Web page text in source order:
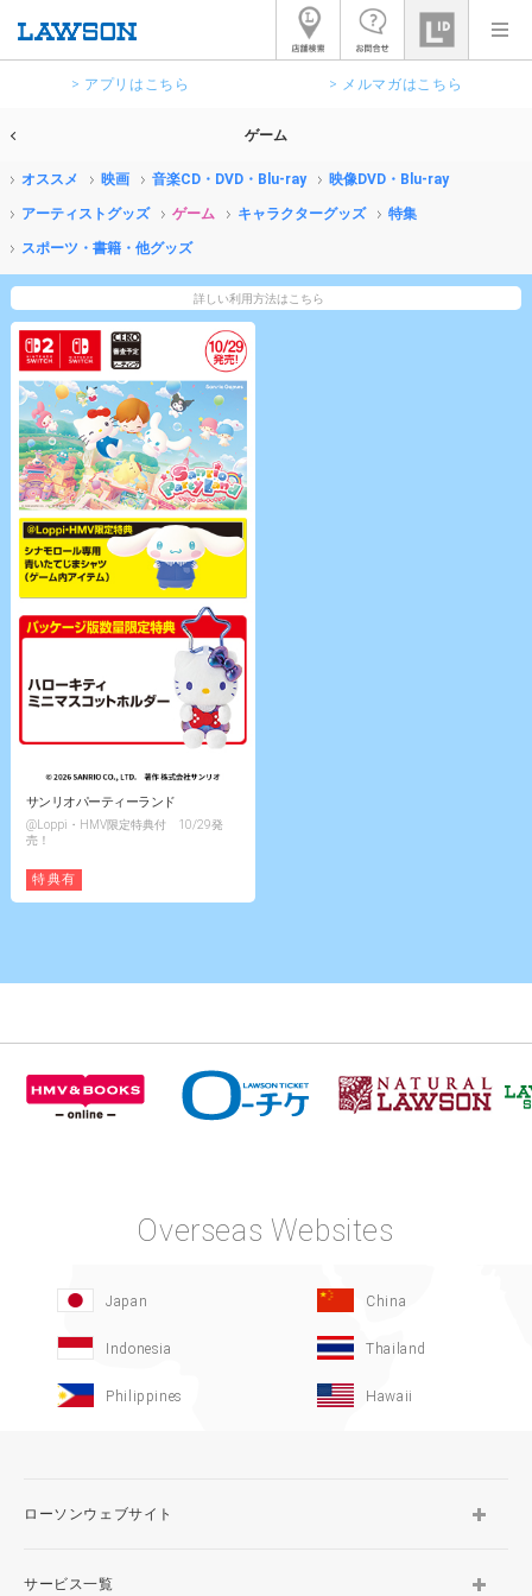
> アプリはこちら > メルマガはこちら
ゲーム
オススメ 映画 音楽CD・DVD・Blu-ray 映像DVD・Blu-ray
アーティストグッズ ゲーム キャラクターグッズ 特集
スポーツ・書籍・他グッズ
詳しい利用方法はこちら
サンリオパーティーランド
@Loppi・HMV限定特典付 10/29発
売！
特典有
TOP
Overseas Websites
Japan China
Indonesia Thailand
Philippines Hawaii
ローソンウェブサイト
サービス一覧